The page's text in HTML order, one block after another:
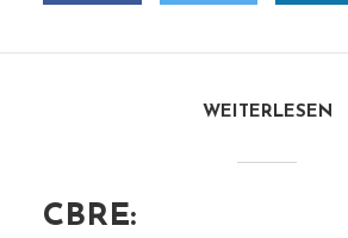
WEITERLESEN
CBRE: